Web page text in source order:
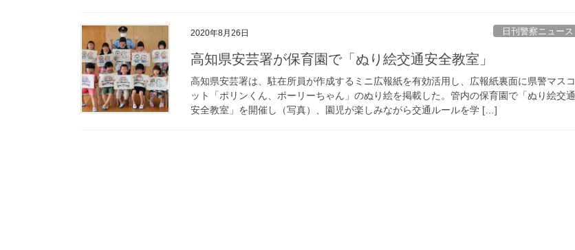
2020年8月26日 日刊警察ニュース
高知県安芸署が保育園で「ぬり絵交通安全教室」
高知県安芸署は、駐在所員が作成するミニ広報紙を有効活用し、広報紙裏面に県警マスコ
ット「ポリンくん、ポーリーちゃん」のぬり絵を掲載した。管内の保育園で「ぬり絵交通
安全教室」を開催し（写真）、園児が楽しみながら交通ルールを学 […]